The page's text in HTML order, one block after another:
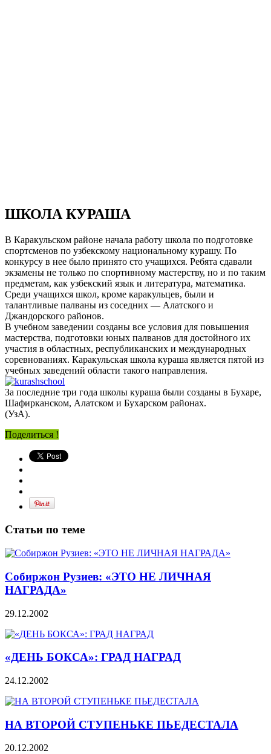
ШКОЛА КУРАША
В Каракульском районе начала работу школа по подготовке
спортсменов по узбекскому национальному курашу. По
конкурсу в нее было принято сто учащихся. Ребята сдавали
экзамены не только по спортивному мастерству, но и по таким
предметам, как узбекский язык и литература, математика.
Среди учащихся школ, кроме каракульцев, были и
талантливые палваны из соседних — Алатского и
Джандорского районов.
В учебном заведении созданы все условия для повышения
мастерства, подготовки юных палванов для достойного их
участия в областных, республиканских и международных
соревнованиях. Каракульская школа кураша является пятой из
учебных заведений области такого направления.
За последние три года школы кураша были созданы в Бухаре,
Шафирканском, Алатском и Бухарском районах.
(УзА).
Поделиться !
Статьи по теме
Собиржон Рузиев: «ЭТО НЕ ЛИЧНАЯ
НАГРАДА»
29.12.2002
«ДЕНЬ БОКСА»: ГРАД НАГРАД
24.12.2002
НА ВТОРОЙ СТУПЕНЬКЕ ПЬЕДЕСТАЛА
20.12.2002